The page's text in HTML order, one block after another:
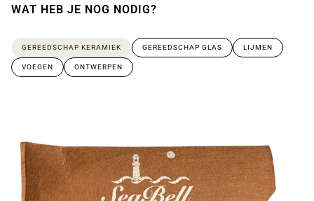
WAT HEB JE NOG NODIG?
GEREEDSCHAP KERAMIEK GEREEDSCHAP GLAS LIJMEN
VOEGEN ONTWERPEN